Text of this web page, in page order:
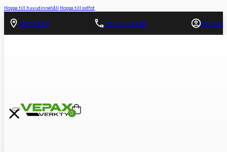
Hoppa till huvudinnehåll Hoppa till sidfot
HITTA HIT! 08-562 372 00 LOGGA IN
0